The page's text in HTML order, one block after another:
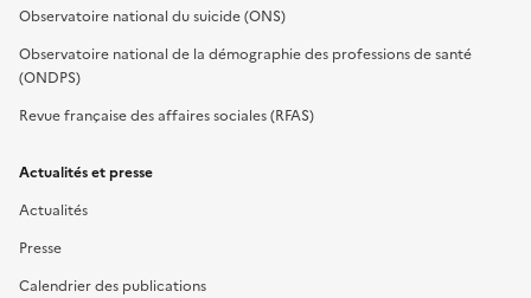
Observatoire national du suicide (ONS)
Observatoire national de la démographie des professions de santé
(ONDPS)
Revue française des affaires sociales (RFAS)
Actualités et presse
Actualités
Presse
Calendrier des publications